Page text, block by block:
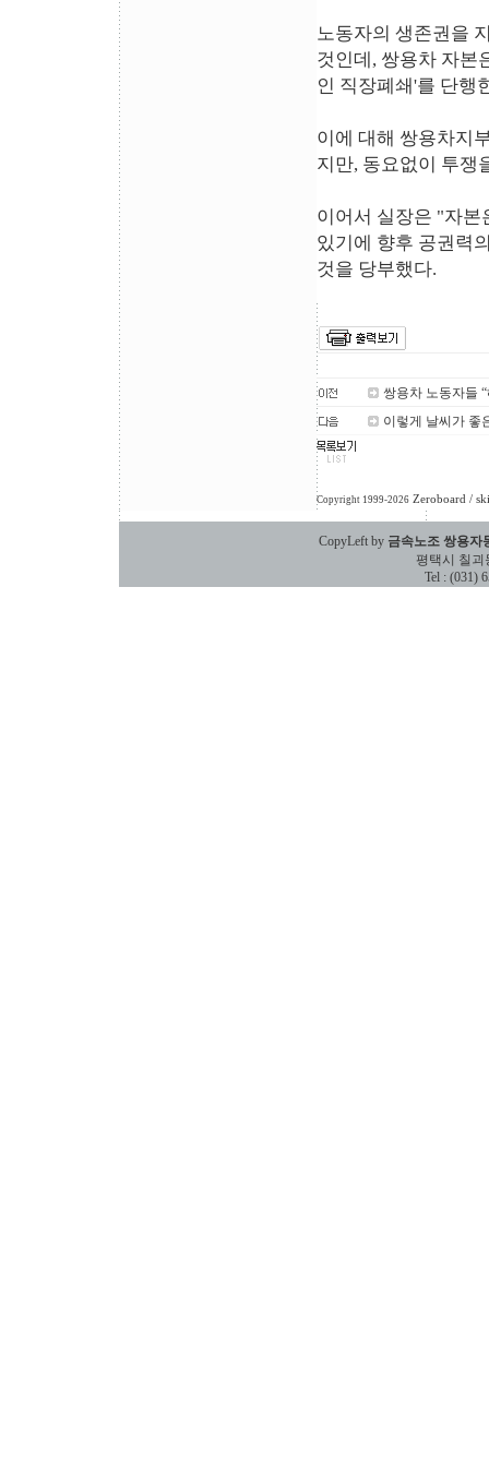
노동자의 생존권을
것인데, 쌍용차 자본
인 직장폐쇄'를 단행
이에 대해 쌍용차지
지만, 동요없이 투쟁
이어서 실장은 "자본
있기에 향후 공권력
것을 당부했다.
쌍용차 노동자들
이렇게 날씨가 좋
Copyright 1999-2026 Zeroboard /
CopyLeft by 금속노조 쌍용자
평택시 칠괴동
Tel : (031)